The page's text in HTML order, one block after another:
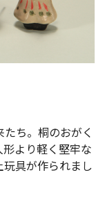
ち。桐のおがく
より軽く堅牢な
具が作られまし